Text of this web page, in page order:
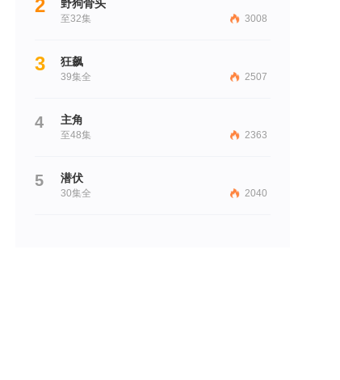
2 野狗骨头
至32集 3008
3 狂飙
39集全 2507
4 主角
至48集 2363
5 潜伏
30集全 2040